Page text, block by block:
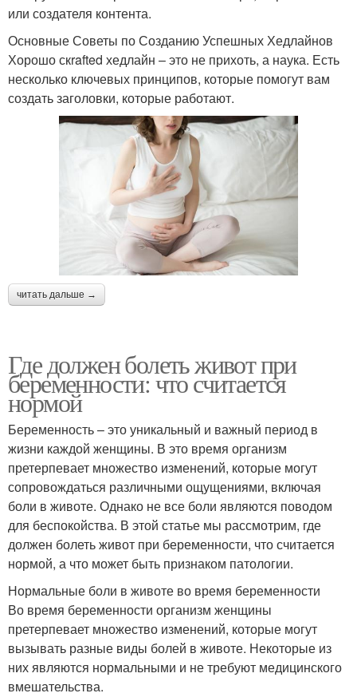
или создателя контента.
Основные Советы по Созданию Успешных Хедлайнов
Хорошо скrafted хедлайн – это не прихоть, а наука. Есть
несколько ключевых принципов, которые помогут вам
создать заголовки, которые работают.
читать дальше →
Где должен болеть живот при
беременности: что считается
нормой
Беременность – это уникальный и важный период в
жизни каждой женщины. В это время организм
претерпевает множество изменений, которые могут
сопровождаться различными ощущениями, включая
боли в животе. Однако не все боли являются поводом
для беспокойства. В этой статье мы рассмотрим, где
должен болеть живот при беременности, что считается
нормой, а что может быть признаком патологии.
Нормальные боли в животе во время беременности
Во время беременности организм женщины
претерпевает множество изменений, которые могут
вызывать разные виды болей в животе. Некоторые из
них являются нормальными и не требуют медицинского
вмешательства.